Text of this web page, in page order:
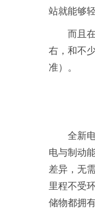
站就能够
而且
右，和不
准）。
全新
电与制动
差异，无
里程不受
储物都拥